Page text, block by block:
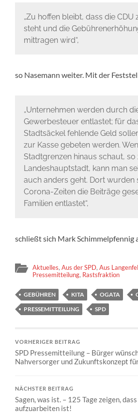
„Zu hoffen bleibt, dass die
steht und die
mittragen wird“,
so Nasemann weiter. Mit der
„Unternehmen werden durch
Gewerbesteuer entlastet; für
Stadtsäckel fehlende Geld
zur Kasse gebeten werden.
Stadtgrenzen hinaus schaut, so
Landeshauptstadt, kann man
auch anders geht. Dort wurden
Corona-Zeiten die Beiträge
Familien entlastet“,
schließt sich Mark Schimmelpfennig
Aktuelles,Aus der SPD,Aus
Pressemitteilung, Rastsfraktion
GEBÜHREN KITA OGATA
PRESSEMITTEILUNG
SPD
VORHERIGER BEITRAG
SPD Pressemitteilung – Bürger
Nahversorger und Zukunftskonzept
NÄCHSTER BEITRAG
Sagen, was ist. – 125 Tage zeigen,
aufzuarbeiten ist!